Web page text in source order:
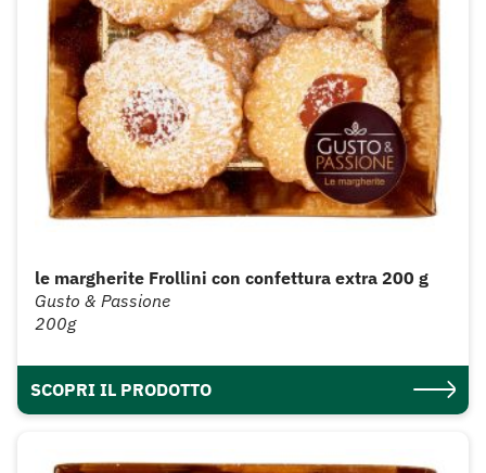
le margherite Frollini con confettura extra 200 g
Gusto & Passione
200g
SCOPRI IL PRODOTTO